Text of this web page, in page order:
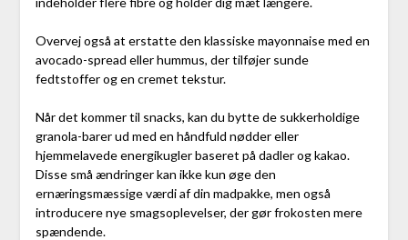
Overvej også at erstatte den klassiske mayonnaise med en
avocado-spread eller hummus, der tilføjer sunde
fedtstoffer og en cremet tekstur.
Når det kommer til snacks, kan du bytte de sukkerholdige
granola-barer ud med en håndfuld nødder eller
hjemmelavede energikugler baseret på dadler og kakao.
Disse små ændringer kan ikke kun øge den
ernæringsmæssige værdi af din madpakke, men også
introducere nye smagsoplevelser, der gør frokosten mere
spændende.